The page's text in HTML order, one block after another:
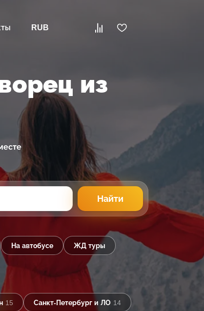
RUB
из
Найти
На автобусе ЖД туры
15 Санкт-Петербург и ЛО 14